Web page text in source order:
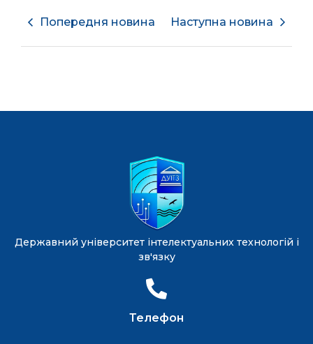
Попередня новина Наступна новина
Державний університет інтелектуальних технологій і
зв'язку
Телефон